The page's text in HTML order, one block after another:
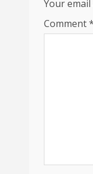
Your
Comment*